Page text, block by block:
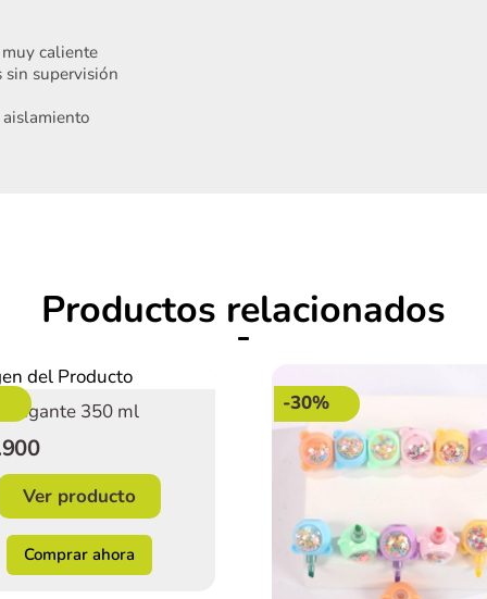
caliente
sin supervisión
Productos relacionados
Elegante 350 ml
Ver producto
Comprar ahora
-30%